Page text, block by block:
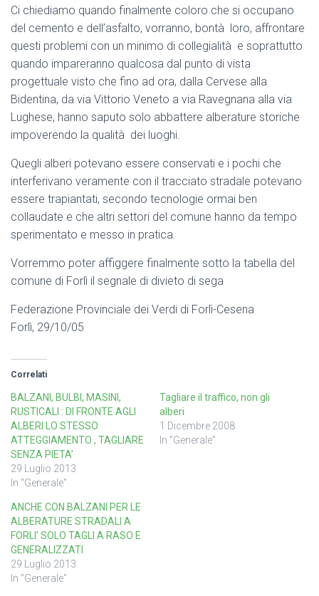
Ci chiediamo quando finalmente coloro che si occupano
del cemento e dell’asfalto, vorranno, bontà loro, affrontare
questi problemi con un minimo di collegialità e soprattutto
quando impareranno qualcosa dal punto di vista
progettuale visto che fino ad ora, dalla Cervese alla
Bidentina, da via Vittorio Veneto a via Ravegnana alla via
Lughese, hanno saputo solo abbattere alberature storiche
impoverendo la qualità dei luoghi.
Quegli alberi potevano essere conservati e i pochi che
interferivano veramente con il tracciato stradale potevano
essere trapiantati, secondo tecnologie ormai ben
collaudate e che altri settori del comune hanno da tempo
sperimentato e messo in pratica.
Vorremmo poter affiggere finalmente sotto la tabella del
comune di Forlì il segnale di divieto di sega
Federazione Provinciale dei Verdi di Forlì-Cesena
Forlì, 29/10/05
Correlati
BALZANI, BULBI, MASINI,
RUSTICALI : DI FRONTE AGLI
ALBERI LO STESSO
ATTEGGIAMENTO , TAGLIARE
SENZA PIETA’
29 Luglio 2013
In "Generale"
Tagliare il traffico, non gli
alberi
1 Dicembre 2008
In "Generale"
ANCHE CON BALZANI PER LE
ALBERATURE STRADALI A
FORLI’ SOLO TAGLI A RASO E
GENERALIZZATI
29 Luglio 2013
In "Generale"